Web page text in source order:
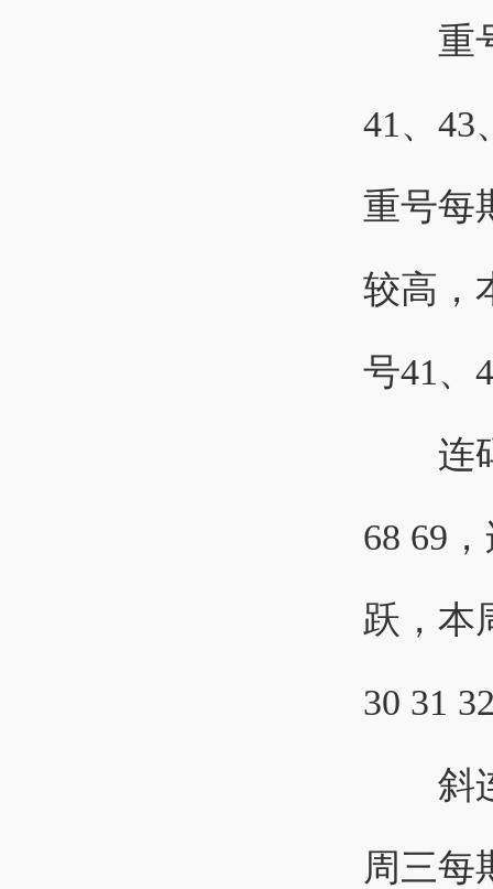
重号
41、43
重号每
较高，
号41、
连码
68 69
跃，本
30 31
斜连
周三每